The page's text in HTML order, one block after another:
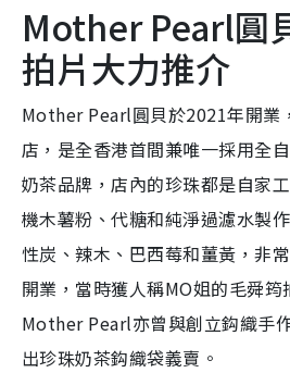
Mother Pearl圓
拍片大力推介
Mother Pearl圓貝於2021年開業
店，是全香港首間兼唯一採用全
奶茶品牌，店內的珍珠都是自家
機木薯粉、代糖和純淨過濾水製
性炭、辣木、巴西莓和薑黃，非
開業，當時獲人稱MO姐的毛舜
Mother Pearl亦曾與創立鈎織手
出珍珠奶茶鈎織袋義賣。